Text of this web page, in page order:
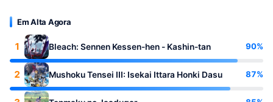
Em Alta Agora
1 Bleach: Sennen Kessen-hen - Kashin-tan 90%
2 Mushoku Tensei III: Isekai Ittara Honki Dasu 87%